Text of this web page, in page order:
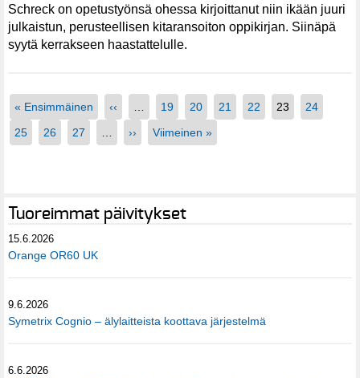
Schreck on opetustyönsä ohessa kirjoittanut niin ikään juuri
julkaistun, perusteellisen kitaransoiton oppikirjan. Siinäpä
syytä kerrakseen haastattelulle.
« Ensimmäinen ‹‹ 19 20 21 22 23
24
25
26 27 ›› Viimeinen »
Tuoreimmat päivitykset
15.6.2026
Orange OR60 UK
9.6.2026
Symetrix Cognio – älylaitteista koottava järjestelmä
6.6.2026